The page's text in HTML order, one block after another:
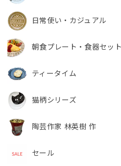
日常使い・カジュアル
朝食プレート・食器セット
ティータイム
猫柄シリーズ
陶芸作家 林英樹 作
セール